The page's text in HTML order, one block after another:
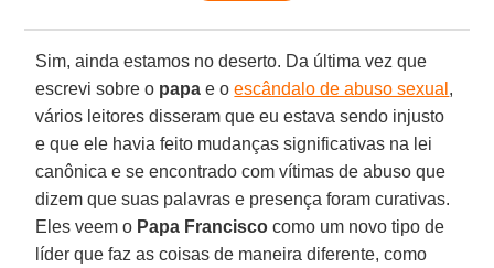
Sim, ainda estamos no deserto. Da última vez que
escrevi sobre o papa e oescândalo de abuso sexual ,
vários leitores disseram que eu estava sendo injusto
e que ele havia feito mudanças significativas na lei
canônica e se encontrado com vítimas de abuso que
dizem que suas palavras e presença foram curativas.
Eles veem o Papa Francisco como um novo tipo de
líder que faz as coisas de maneira diferente, como